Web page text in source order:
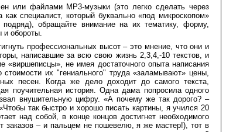
или файлами MP3-музыки (это легко сделать через
специалист, который буквально «под микроскопом»
подряд), обращайте внимание на их тематику, форму,
и обороты.
профессиональных высот – это мнение, что они и
написавшие за всю свою жизнь 2,3,4,-10 текстов, и
«виршеписцы», не имея достаточного опыта написания
их "гениального" труда «заламывают» цены,
песен. Когда же дело доходит до самого текста,
поучительная история. Одна дама попросила одного
внушительную цифру. «А почему же так дорого? –
так быстро и хорошо писать картины, я учился 20
над собой, в конце концов достигнет необходимого
заказов – и пальцем не пошевелю, я же мастер!), тот в